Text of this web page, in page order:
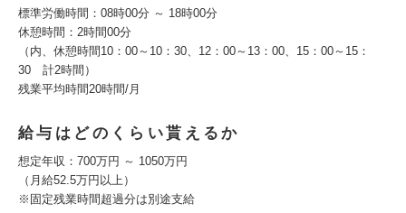
標準労働時間：08時00分 ～ 18時00分
休憩時間：2時間00分
（内、休憩時間10：00～10：30、12：00～13：00、15：00～15：
30 計2時間）
残業平均時間20時間/月
給与はどのくらい貰えるか
想定年収：700万円 ～ 1050万円
（月給52.5万円以上）
※固定残業時間超過分は別途支給